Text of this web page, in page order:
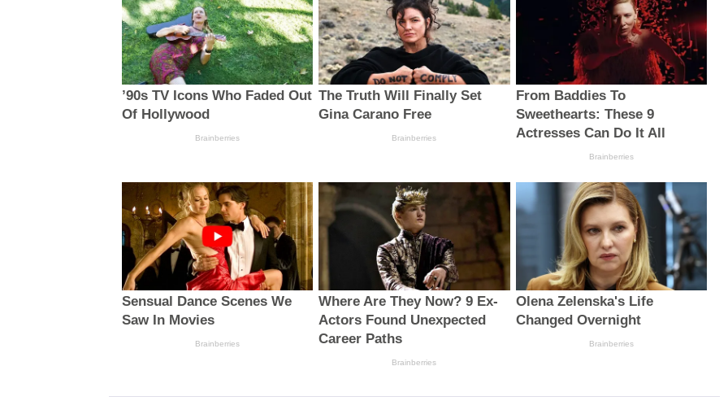
’90s TV Icons Who Faded Out
Of Hollywood
Brainberries
The Truth Will Finally Set
Gina Carano Free
Brainberries
From Baddies To
Sweethearts: These 9
Actresses Can Do It All
Brainberries
Sensual Dance Scenes We
Saw In Movies
Brainberries
Where Are They Now? 9 Ex-
Actors Found Unexpected
Career Paths
Brainberries
Olena Zelenska's Life
Changed Overnight
Brainberries